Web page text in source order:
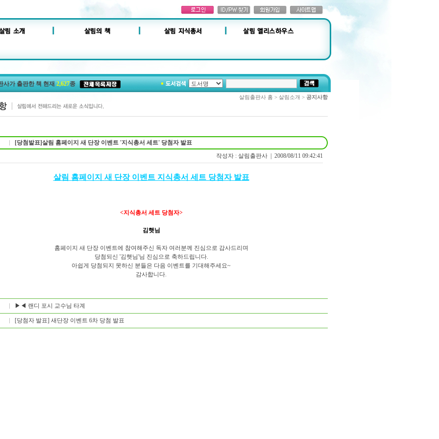
사가 출판한 책 현재2,627종
살림출판사 홈 > 살림소개 > 공지사항
[당첨발표]살림 홈페이지 새 단장 이벤트 '지식총서 세트' 당첨자 발표
작성자 : 살림출판사 | 2008/08/11 09:42:41
살림 홈페이지 새 단장 이벤트 지식총서 세트 당첨자 발표
<지식총서 세트 당첨자>
김햇님
홈페이지 새 단장 이벤트에 참여해주신 독자 여러분께 진심으로 감사드리며
당첨되신 '김햇님'님 진심으로 축하드립니다.
아쉽게 당첨되지 못하신 분들은 다음 이벤트를 기대해주세요~
감사합니다.
▶◀ 랜디 포시 교수님 타계
[당첨자 발표] 새단장 이벤트 6차 당첨 발표